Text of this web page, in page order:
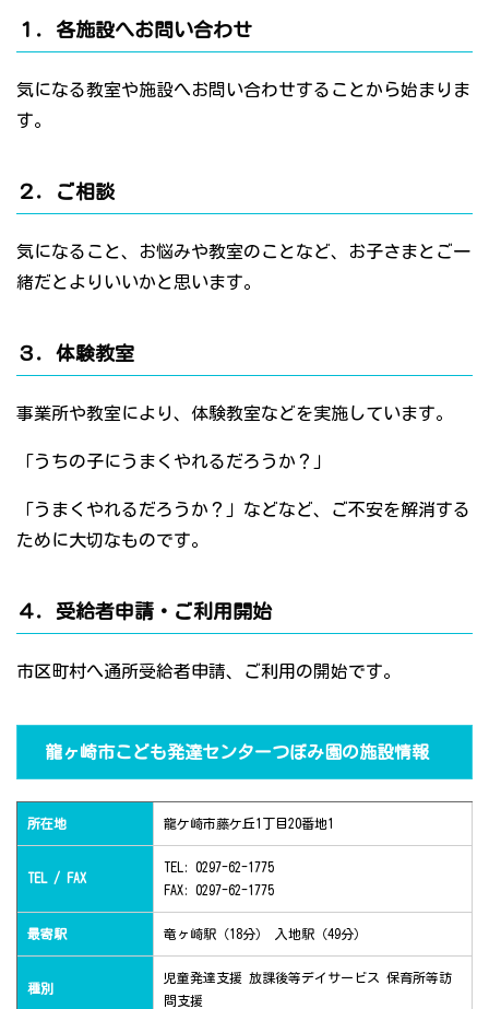
１．各施設へお問い合わせ
気になる教室や施設へお問い合わせすることから始まりま
す。
２．ご相談
気になること、お悩みや教室のことなど、お子さまとご一
緒だとよりいいかと思います。
３．体験教室
事業所や教室により、体験教室などを実施しています。
「うちの子にうまくやれるだろうか？」
「うまくやれるだろうか？」などなど、ご不安を解消する
ために大切なものです。
４．受給者申請・ご利用開始
市区町村へ通所受給者申請、ご利用の開始です。
龍ヶ崎市こども発達センターつぼみ園の施設情報
所在地 龍ケ崎市藤ケ丘1丁目20番地1
TEL / FAX
TEL: 0297-62-1775
FAX: 0297-62-1775
最寄駅 竜ヶ崎駅（18分） 入地駅（49分）
種別
児童発達支援 放課後等デイサービス 保育所等訪
問支援